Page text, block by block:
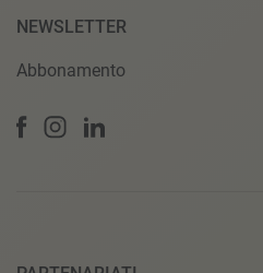
NEWSLETTER
Abbonamento